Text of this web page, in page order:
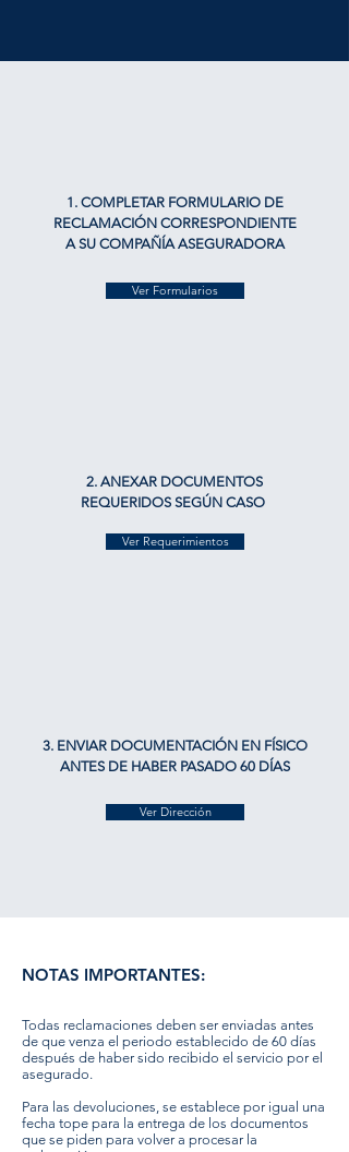
1. COMPLETAR FORMULARIO DE
RECLAMACIÓN CORRESPONDIENTE
A SU COMPAÑÍA ASEGURADORA
Ver Formularios
2. ANEXAR DOCUMENTOS
REQUERIDOS SEGÚN CASO
Ver Requerimientos
3. ENVIAR DOCUMENTACIÓN EN FÍSICO
ANTES DE HABER PASADO 60 DÍAS
Ver Dirección
NOTAS IMPORTANTES:
Todas reclamaciones deben ser enviadas antes
de que venza el periodo establecido de 60 días
después de haber sido recibido el servicio por el
asegurado.
Para las devoluciones, se establece por igual una
fecha tope para la entrega de los documentos
que se piden para volver a procesar la